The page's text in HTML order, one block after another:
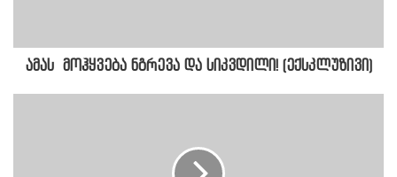
ამას მოჰყვება ნგრევა და სიკვდილი! (ექსკლუზივი)